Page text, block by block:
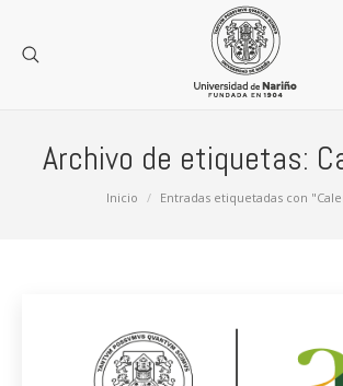
Archivo de etiquetas:
Inicio Entradas etiquetadas con